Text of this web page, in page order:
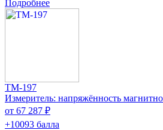
Подробнее
TM-197
Измеритель: напряжённость
от 67 287 ₽
+10093 балла